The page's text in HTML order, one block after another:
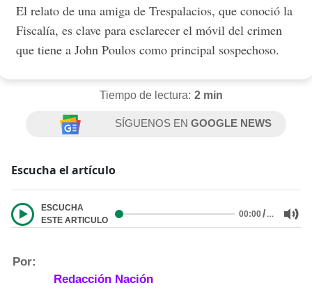
El relato de una amiga de Trespalacios, que conoció la
Fiscalía, es clave para esclarecer el móvil del crimen
que tiene a John Poulos como principal sospechoso.
Tiempo de lectura: 2 min
SÍGUENOS ENGOOGLE NEWS
Escucha el artículo
ESCUCHA
ESTE ARTICULO
00:00/…
Por:
Redacción Nación